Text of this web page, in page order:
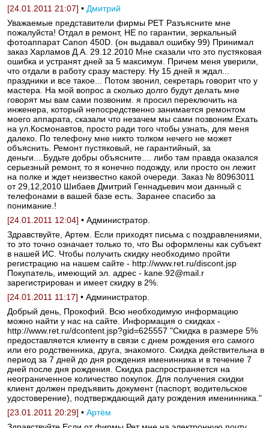
[24.01.2011 21:07] • Дмитрий
Уважаемые представители фирмы РЕТ Разъясните мне
пожалуйста! Отдал в ремонт, НЕ по гарантии, зеркальный
фотоаппарат Canon 450D. (он выдавал ошибку 99) Принимал
заказ Харламов Д.А. 29.12.2010 Мне сказали что это пустяковая
ошибка и устранят дней за 5 максимум. Причем меня уверили,
что отдали в работу сразу мастеру. Ну 15 дней я ждал...
праздники и все такое... Потом звонил, секретарь говорит что у
мастера. На мой вопрос а сколько долго будут делать мне
говорят мы вам сами позвоним. я просил переключить на
инженера, который непосредственно занимается ремонтом
моего аппарата, сказали что незачем мы сами позвоним.Ехать
на ул.Космонавтов, просто ради того чтобы узнать, для меня
далеко. По телефону мне никто толком нечего не может
объяснить. Ремонт пустяковый, не гарантийный, за
деньги....Будьте добры объясните.... либо там правда оказался
серьезный ремонт, то я конечно подожду, или просто он лежит
на полке и ждет неизвестно какой очереди. Заказ № 80963011
от 29,12,2010 Шибаев Дмитрий Геннадьевич мои данный с
телефонами в вашей базе есть. Заранее спасибо за
понимание.!
[24.01.2011 12:04] • Администратор.
Здравствуйте, Артем. Если приходят письма с поздравлениями,
то это точно означает только то, что Вы оформлены как субъект
в нашей ИС. Чтобы получить скидку необходимо пройти
регистрацию на нашем сайте - http://www.ret.ru/discont.jsp
Покупатель, имеющий эл. адрес - kane.92@mail.r
зарегистрирован и имеет скидку в 2%.
[24.01.2011 11:17] • Администратор.
Добрый день, Прокофий. Всю необходимую информацию
можно найти у нас на сайте. Информация о скидках -
http://www.ret.ru/dcontent.jsp?gid=625557 "Скидка в размере 5%
предоставляется клиенту в связи с днем рождения его самого
или его родственника, друга, знакомого. Скидка действительна в
период за 7 дней до дня рождения именинника и в течение 7
дней после дня рождения. Скидка распространяется на
неограниченное количество покупок. Для получения скидки
клиент должен предъявить документ (паспорт, водительское
удостоверение), подтверждающий дату рождения именинника."
[23.01.2011 20:29] • Артём